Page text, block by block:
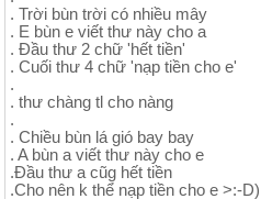
. Trời bùn trời có nhiều mây
. E bùn e viết thư này cho a
. Đầu thư 2 chữ 'hết tiền'
. Cuối thư 4 chữ 'nạp tiền cho e'
.
. thư chàng tl cho nàng
.
. Chiều bùn lá gió bay bay
. A bùn a viết thư này cho e
.Đầu thư a cũg hết tiền
.Cho nên k thể nạp tiền cho e >:-D)